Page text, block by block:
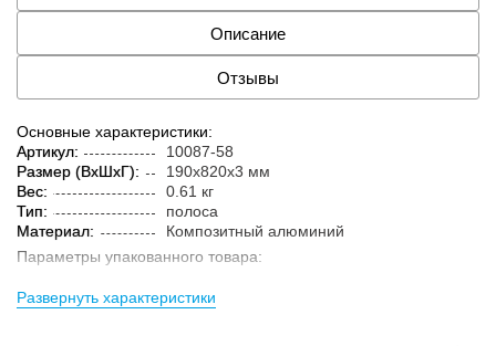
Описание
Отзывы
Основные характеристики:
Артикул:
10087-58
Размер (ВxШxГ):
190x820x3 мм
Вес:
0.61 кг
Тип:
полоса
Материал:
Композитный алюминий
Параметры упакованного товара:
Вес:
0.8 кг
Развернуть характеристики